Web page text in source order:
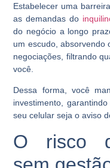
Estabelecer uma
as demandas do
do negócio a longo
um escudo, absorvendo
negociações, filtrando
você.
Dessa forma, você
investimento,
seu celular seja o aviso
O risco